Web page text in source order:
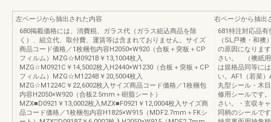
左ページから抽出された内容
680掲載価格には、消費税、ガラス代（ガラス組込商品を除
く）、組立代、取付費、運賃等は含まれておりません。サイズ
商品コード価格／1枚梱包内容H2050×W920（合板＋突板＋CP
フィルム）MZG☆M0921B￥13,1004枚入
MZG☆M0921C￥14,5002枚入H2440×W1230（合板＋突板＋CP
フィルム）MZG☆M1224B￥20,5004枚入
MZG☆M1224C￥22,6002枚入サイズ商品コード価格／1枚梱包
内容H2050×W920（合板2.5mm＋樹脂シート）
MZX■D0921￥13,0002枚入MZX■F0921￥12,0004枚入サイズ商
品コード価格／1枚梱包内容H1825×W915（MDF2.7mm＋FKシ
右ページから抽出
681特注対応品
（SL戸襖・和
の原因になりま
さい。 （襖紙用
は規格品同等に
い。AF1（若菜
丸型シール・木
修用シールです
さい。・玄収キ
同柄のシールで